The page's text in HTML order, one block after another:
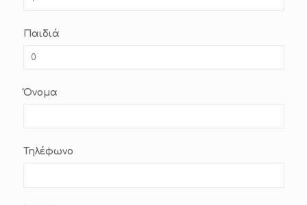
Παιδιά
Όνομα
Τηλέφωνο